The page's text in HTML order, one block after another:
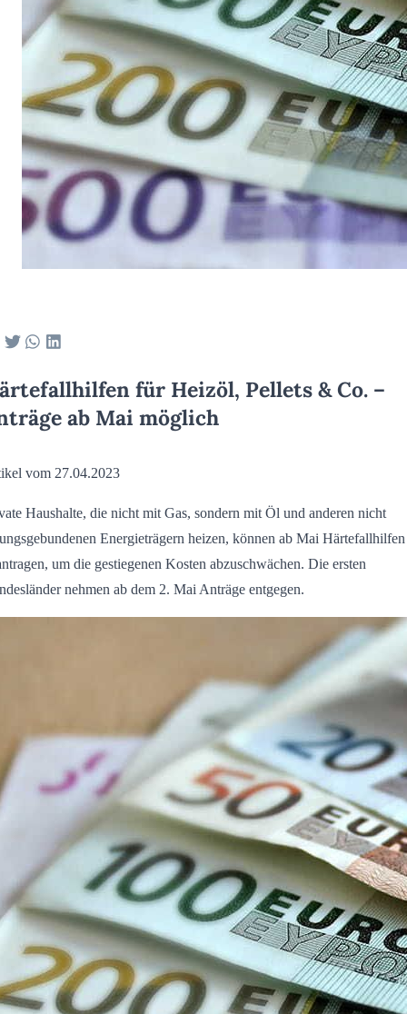
für Heizöl, Pellets & Co. –
ab Mai möglich
vom 27.04.2023
Haushalte, die nicht mit Gas, sondern mit Öl und anderen nicht
Energieträgern heizen, können ab Mai Härtefallhilfen
um die gestiegenen Kosten abzuschwächen. Die ersten
nehmen ab dem 2. Mai Anträge entgegen.